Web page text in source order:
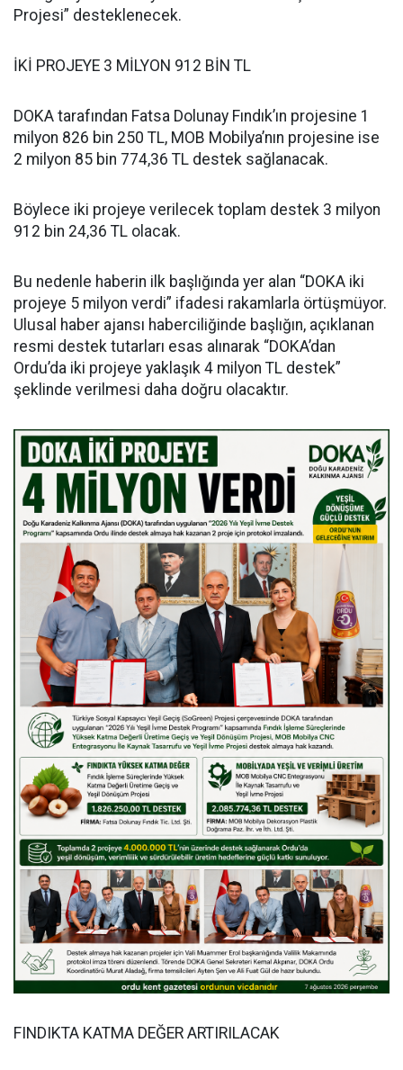
Projesi” desteklenecek.
İKİ PROJEYE 3 MİLYON 912 BİN TL
DOKA tarafından Fatsa Dolunay Fındık’ın projesine 1
milyon 826 bin 250 TL, MOB Mobilya’nın projesine ise
2 milyon 85 bin 774,36 TL destek sağlanacak.
Böylece iki projeye verilecek toplam destek 3 milyon
912 bin 24,36 TL olacak.
Bu nedenle haberin ilk başlığında yer alan “DOKA iki
projeye 5 milyon verdi” ifadesi rakamlarla örtüşmüyor.
Ulusal haber ajansı haberciliğinde başlığın, açıklanan
resmi destek tutarları esas alınarak “DOKA’dan
Ordu’da iki projeye yaklaşık 4 milyon TL destek”
şeklinde verilmesi daha doğru olacaktır.
FINDIKTA KATMA DEĞER ARTIRILACAK